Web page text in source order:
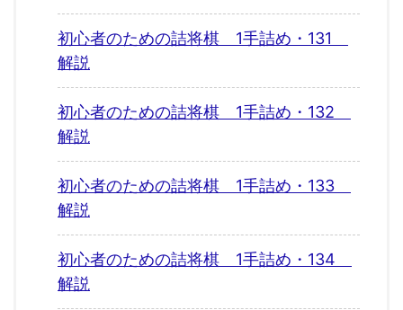
初心者のための詰将棋 1手詰め・131
解説
初心者のための詰将棋 1手詰め・132
解説
初心者のための詰将棋 1手詰め・133
解説
初心者のための詰将棋 1手詰め・134
解説